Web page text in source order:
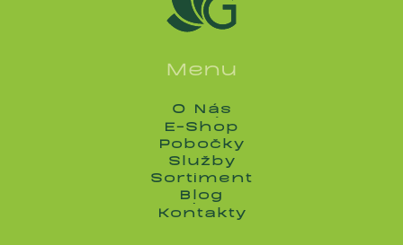
Menu
O Nás
O Nás
E-Shop
E-Shop
Pobočky
Pobočky
Služby
Služby
Sortiment
Sortiment
Blog
Blog
Kontakty
Kontakty